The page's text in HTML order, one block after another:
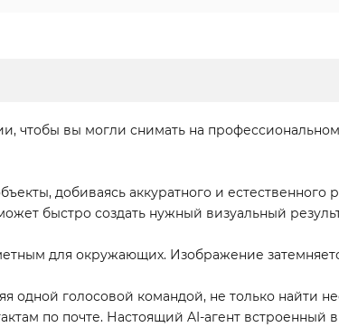
чтобы вы могли снимать на
добиваясь аккуратного и естественного
быстро создать нужный визуальный
для окружающих. Изображение
одной голосовой командой, не только найти
по почте. Настоящий AI-агент встроенный